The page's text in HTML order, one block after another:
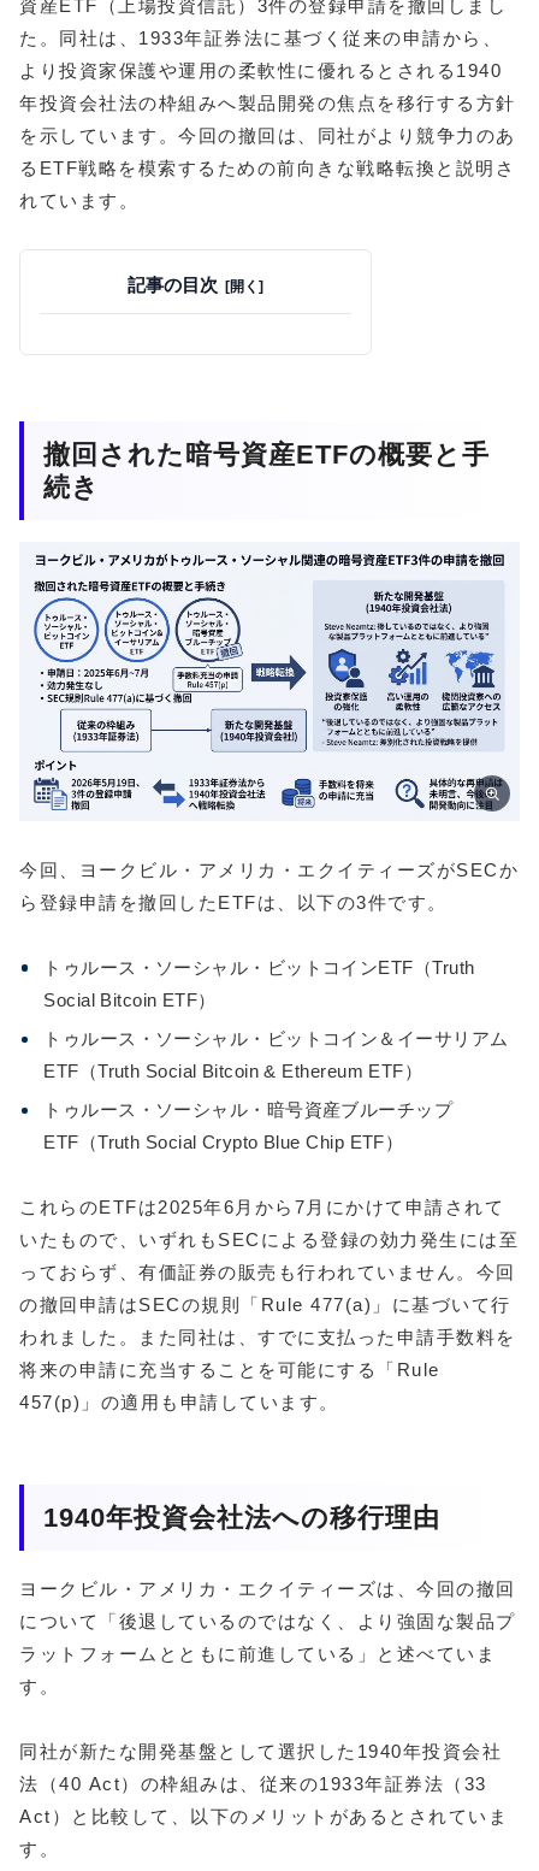
資産ETF（上場投資信託）3件の登録申請を撤回しまし
た。同社は、1933年証券法に基づく従来の申請から、
より投資家保護や運用の柔軟性に優れるとされる1940
年投資会社法の枠組みへ製品開発の焦点を移行する方針
を示しています。今回の撤回は、同社がより競争力のあ
るETF戦略を模索するための前向きな戦略転換と説明さ
れています。
記事の目次
撤回された暗号資産ETFの概要と手
続き
今回、ヨークビル・アメリカ・エクイティーズがSECか
ら登録申請を撤回したETFは、以下の3件です。
トゥルース・ソーシャル・ビットコインETF（Truth
Social Bitcoin ETF）
トゥルース・ソーシャル・ビットコイン＆イーサリアム
ETF（Truth Social Bitcoin & Ethereum ETF）
トゥルース・ソーシャル・暗号資産ブルーチップ
ETF（Truth Social Crypto Blue Chip ETF）
これらのETFは2025年6月から7月にかけて申請されて
いたもので、いずれもSECによる登録の効力発生には至
っておらず、有価証券の販売も行われていません。今回
の撤回申請はSECの規則「Rule 477(a)」に基づいて行
われました。また同社は、すでに支払った申請手数料を
将来の申請に充当することを可能にする「Rule
457(p)」の適用も申請しています。
1940年投資会社法への移行理由
ヨークビル・アメリカ・エクイティーズは、今回の撤回
について「後退しているのではなく、より強固な製品プ
ラットフォームとともに前進している」と述べていま
す。
同社が新たな開発基盤として選択した1940年投資会社
法（40 Act）の枠組みは、従来の1933年証券法（33
Act）と比較して、以下のメリットがあるとされていま
す。